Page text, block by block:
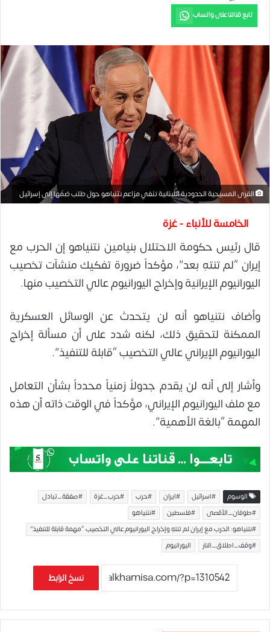
تابع قناتنا على واتساب
القرى المسيحية الحدودية اللبنانية تنفي مزاعم نتنياهو حول طلب ضمّها إلى إسرائيل
الخامسة للأنباء - غزة
قال رئيس حكومة الاحتلال بنيامين نتنياهو إن الحرب مع
إيران “لم تنتهِ بعد”، مؤكداً ضرورة تفكيك منشآت تخصيب
اليورانيوم الإيرانية وإخراج اليورانيوم عالي التخصيب منها.
وأضاف نتنياهو أنه لن يتحدث عن الوسائل العسكرية
الممكنة لتحقيق ذلك، لكنه شدد على أن مسألة إخراج
اليورانيوم الإيراني عالي التخصيب “قابلة للتنفيذ”.
وأشار إلى أنه لن يقدم جدولاً زمنياً محدداً بشأن التعامل
مع ملف اليورانيوم الإيراني، مؤكداً في الوقت ذاته أن هذه
المهمة “بالغة الأهمية”.
الوسوم #اسرائيل #ايران #حرب #حرب_غزة
#صفقة_تبادل
#طوفان_الأقصى
#فلسطين
#نتنياهو
#نتنياهو: الحرب مع إيران لم تنتهِ وإخراج اليورانيوم عالي التخصيب “مهمة قابلة للتنفيذ”
#وقف_اطلاق_النار
اليورانيوم
نسخ الرابط